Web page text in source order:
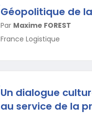
Géopolitique de
Par Maxime FOREST
France Logistique
Un dialogue
au service de la